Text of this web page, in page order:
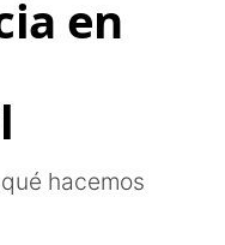
en
hacemos